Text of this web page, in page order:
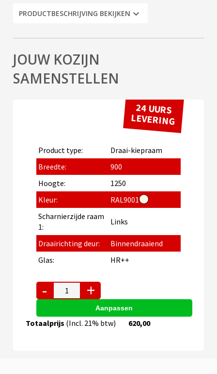
PRODUCTBESCHRIJVING BEKIJKEN
JOUW KOZIJN
SAMENSTELLEN
24 UURS
LEVERING
Product type:
Draai-kiepraam
Breedte:
900
Hoogte:
1250
Kleur:
RAL9001
Scharnierzijde raam
1:
Links
Draairichting deur:
Binnendraaiend
Glas:
HR++
-
Draaikiepraam
rechts
-
900
+
Totaalprijs (Incl. 21% btw) 620,00